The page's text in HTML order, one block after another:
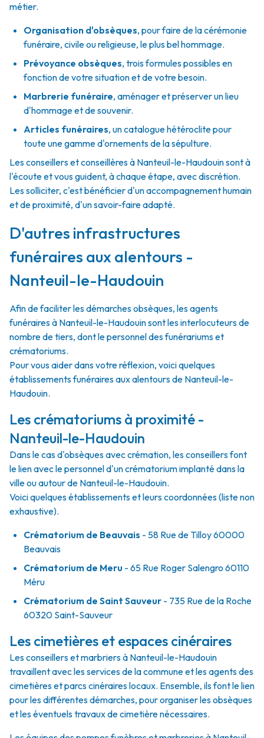
métier.
Organisation d'obsèques, pour faire de la cérémonie
funéraire, civile ou religieuse, le plus bel hommage.
Prévoyance obsèques, trois formules possibles en
fonction de votre situation et de votre besoin.
Marbrerie funéraire, aménager et préserver un lieu
d'hommage et de souvenir.
Articles funéraires, un catalogue hétéroclite pour
toute une gamme d'ornements de la sépulture.
Les conseillers et conseillères à Nanteuil-le-Haudouin sont à
l'écoute et vous guident, à chaque étape, avec discrétion.
Les solliciter, c'est bénéficier d'un accompagnement humain
et de proximité, d'un savoir-faire adapté.
D'autres infrastructures
funéraires aux alentours -
Nanteuil-le-Haudouin
Afin de faciliter les démarches obsèques, les agents
funéraires à Nanteuil-le-Haudouin sont les interlocuteurs de
nombre de tiers, dont le personnel des funérariums et
crématoriums.
Pour vous aider dans votre réflexion, voici quelques
établissements funéraires aux alentours de Nanteuil-le-
Haudouin.
Les crématoriums à proximité -
Nanteuil-le-Haudouin
Dans le cas d'obsèques avec crémation, les conseillers font
le lien avec le personnel d'un crématorium implanté dans la
ville ou autour de Nanteuil-le-Haudouin.
Voici quelques établissements et leurs coordonnées (liste non
exhaustive).
Crématorium de Beauvais - 58 Rue de Tilloy 60000
Beauvais
Crématorium de Meru - 65 Rue Roger Salengro 60110
Méru
Crématorium de Saint Sauveur - 735 Rue de la Roche
60320 Saint-Sauveur
Les cimetières et espaces cinéraires
Les conseillers et marbriers à Nanteuil-le-Haudouin
travaillent avec les services de la commune et les agents des
cimetières et parcs cinéraires locaux. Ensemble, ils font le lien
pour les différentes démarches, pour organiser les obsèques
et les éventuels travaux de cimetière nécessaires.